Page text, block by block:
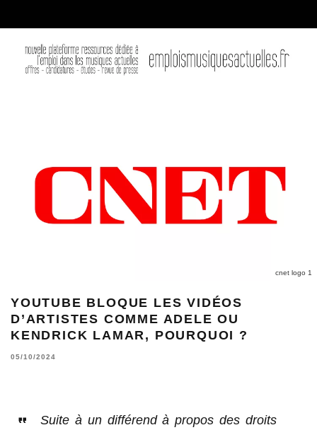
cnet logo 1
YOUTUBE BLOQUE LES VIDÉOS
D’ARTISTES COMME ADELE OU
KENDRICK LAMAR, POURQUOI ?
05/10/2024
Suite à un différend à propos des droits